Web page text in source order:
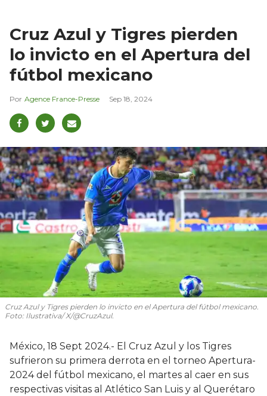
Cruz Azul y Tigres pierden
lo invicto en el Apertura del
fútbol mexicano
Agence France-Presse Sep 18, 2024
Cruz Azul y Tigres pierden lo invicto en el Apertura del fútbol mexicano.
Foto: Ilustrativa/ X/@CruzAzul.
México, 18 Sept 2024.- El Cruz Azul y los Tigres
sufrieron su primera derrota en el torneo Apertura-
2024 del fútbol mexicano, el martes al caer en sus
respectivas visitas al Atlético San Luis y al Querétaro